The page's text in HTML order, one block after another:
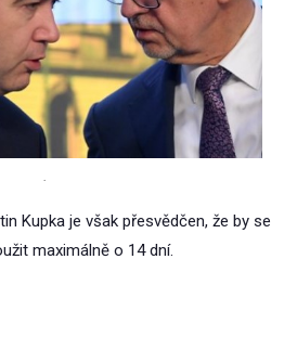
Kupka je však přesvědčen, že by se
maximálně o 14 dní.